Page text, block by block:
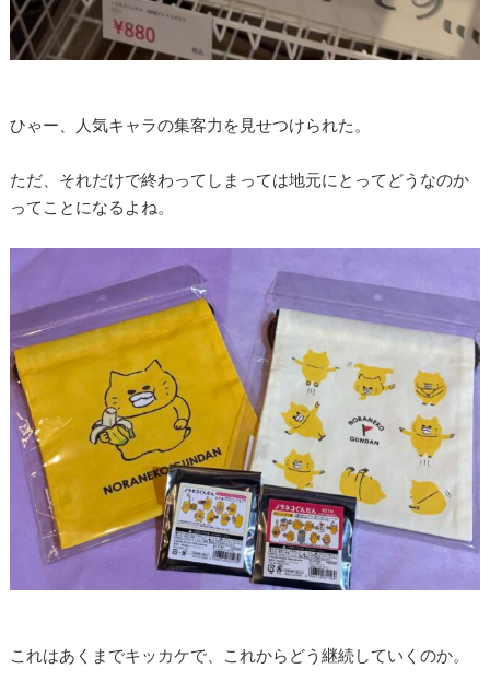
ひゃー、人気キャラの集客力を見せつけられた。
ただ、それだけで終わってしまっては地元にとってどうなのか
ってことになるよね。
これはあくまでキッカケで、これからどう継続していくのか。